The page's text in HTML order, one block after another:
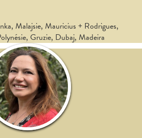
Malajsie, Mauricius + Rodrigues,
Gruzie, Dubaj, Madeira